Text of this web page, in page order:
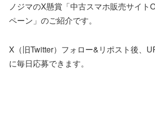
ノジマのX懸賞「中古スマホ販売サイト
ペーン」のご紹介です。
X（旧Twitter）フォロー&リポスト後、
に毎日応募できます。